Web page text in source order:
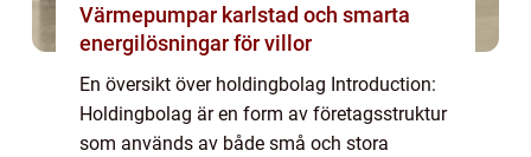
Värmepumpar karlstad och smarta
energilösningar för villor
En översikt över holdingbolag Introduction:
Holdingbolag är en form av företagsstruktur
som används av både små och stora